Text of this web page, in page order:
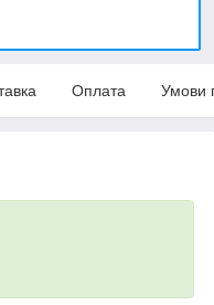
Оплата Умови